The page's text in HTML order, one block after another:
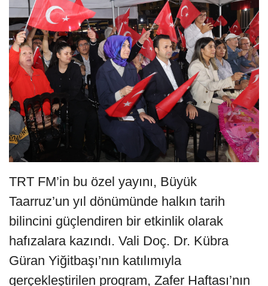
TRT FM’in bu özel yayını, Büyük
Taarruz’un yıl dönümünde halkın tarih
bilincini güçlendiren bir etkinlik olarak
hafızalara kazındı. Vali Doç. Dr. Kübra
Güran Yiğitbaşı’nın katılımıyla
gerçekleştirilen program, Zafer Haftası’nın